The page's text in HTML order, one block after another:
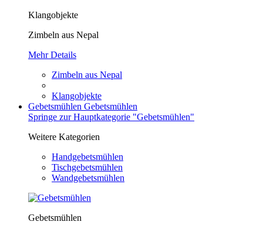
Klangobjekte
Zimbeln aus Nepal
Mehr Details
Zimbeln aus Nepal
Klangobjekte
Gebetsmühlen Gebetsmühlen
Springe zur Hauptkategorie "Gebetsmühlen"
Weitere Kategorien
Handgebetsmühlen
Tischgebetsmühlen
Wandgebetsmühlen
Gebetsmühlen